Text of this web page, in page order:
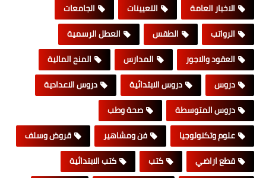
الاخبار العامة
التعيينات
الجامعات
الرواتب
الطقس
العطل الرسمية
العقود والاجور
المدارس
المنح المالية
دروس
دروس الابتدائية
دروس الاعدادية
دروس المتوسطة
صحة وطب
علوم وتكنولوجيا
فن ومشاهير
قروض وسلف
قطع اراضي
كتب
كتب الابتدائية